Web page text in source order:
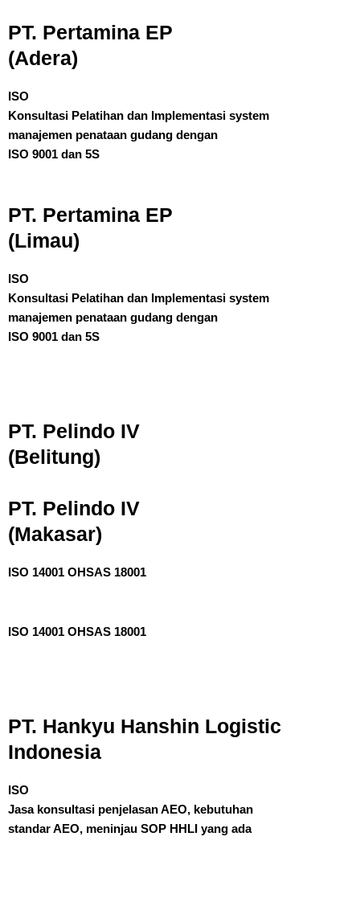
PT. Pertamina EP
(Adera)
ISO
Konsultasi Pelatihan dan Implementasi system
manajemen penataan gudang dengan
ISO 9001 dan 5S
PT. Pertamina EP
(Limau)
ISO
Konsultasi Pelatihan dan Implementasi system
manajemen penataan gudang dengan
ISO 9001 dan 5S
PT. Pelindo IV
(Belitung)
PT. Pelindo IV
(Makasar)
ISO 14001 OHSAS 18001
ISO 14001 OHSAS 18001
PT. Hankyu Hanshin Logistic
Indonesia
ISO
Jasa konsultasi penjelasan AEO, kebutuhan
standar AEO, meninjau SOP HHLI yang ada